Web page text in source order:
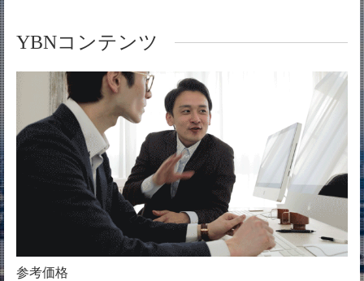
YBNコンテンツ
参考価格